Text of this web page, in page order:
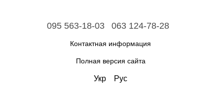
095 563-18-03 063 124-78-28
Контактная информация
Полная версия сайта
Укр Рус